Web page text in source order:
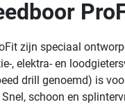
zijn speciaal
, elektra- en
drill genoemd) is
schoon en